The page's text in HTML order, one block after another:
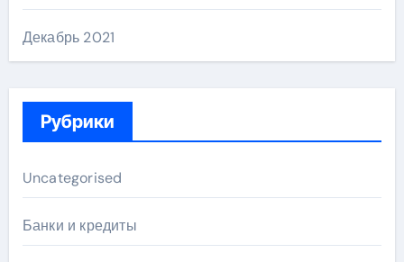
Декабрь 2021
Рубрики
Uncategorised
Банки и кредиты